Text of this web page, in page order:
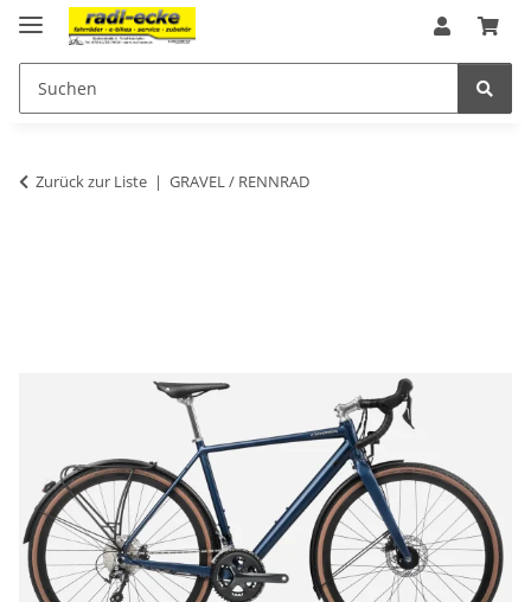
Zurück zur Liste GRAVEL / RENNRAD